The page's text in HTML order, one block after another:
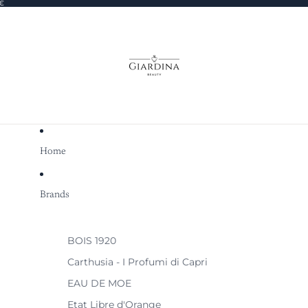
Home
Brands
BOIS 1920
Carthusia - I Profumi di Capri
EAU DE MOE
Etat Libre d'Orange